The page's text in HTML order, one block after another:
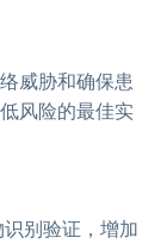
威胁和确保患
风险的最佳实
别验证，增加